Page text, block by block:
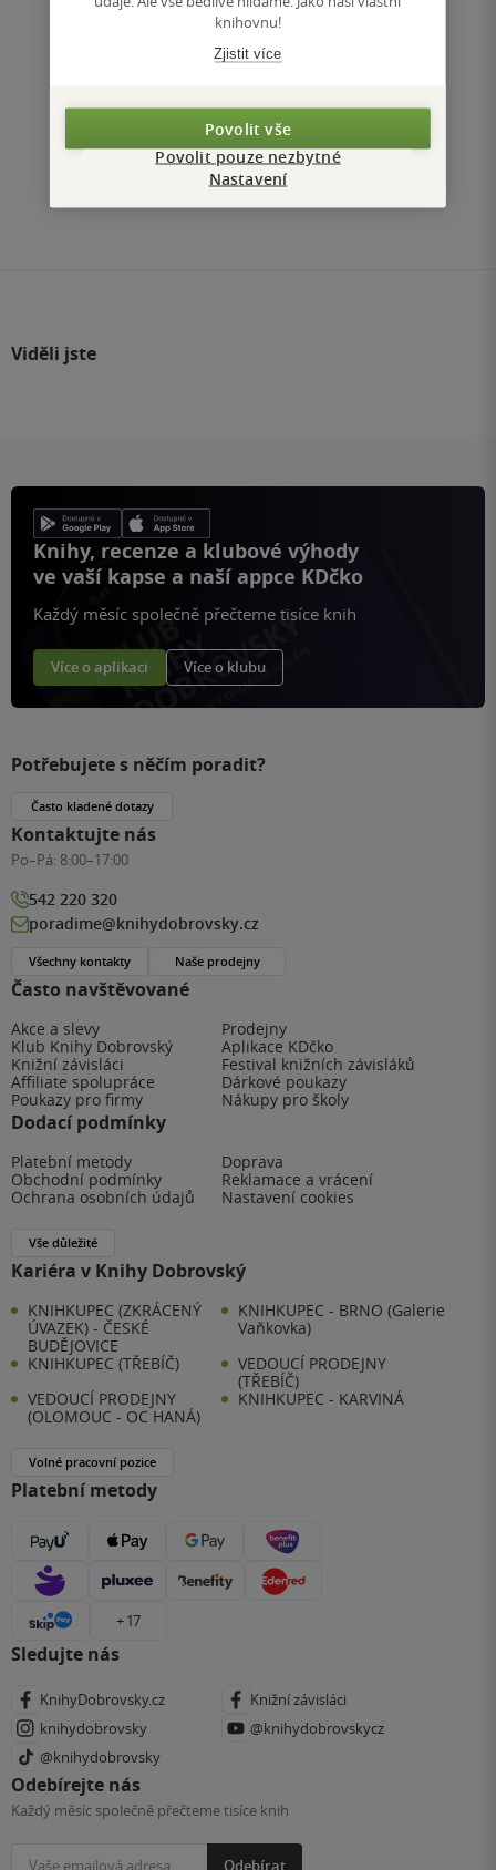
Nahoru
Zobrazeno 3 z 3
1
Přejít
na
/ 1
Viděli jste
Knihy, recenze a klubové výhody
ve vaší kapse a naší appce KDčko
Každý měsíc společně přečteme tisíce knih
Více o aplikaci Více o klubu
Často navštěvované
Akce a slevy
Prodejny
Klub Knihy Dobrovský
Aplikace KDčko
Knižní závisláci
Festival knižních závisláků
Affiliate spolupráce
Dárkové poukazy
Poukazy pro firmy
Nákupy pro školy
Dodací podmínky
Platební metody
Doprava
Obchodní podmínky
Reklamace a vrácení
Ochrana osobních údajů
Nastavení cookies
Vše důležité
Kariéra v Knihy Dobrovský
KNIHKUPEC (ZKRÁCENÝ
ÚVAZEK) - ČESKÉ
BUDĚJOVICE
KNIHKUPEC - BRNO (Galerie
Vaňkovka)
KNIHKUPEC (TŘEBÍČ)
VEDOUCÍ PRODEJNY
(TŘEBÍČ)
VEDOUCÍ PRODEJNY
(OLOMOUC - OC HANÁ)
KNIHKUPEC - KARVINÁ
Volné pracovní pozice
Platební metody
+ 17
Sledujte nás
KnihyDobrovsky.cz
Knižní závisláci
knihydobrovsky
@knihydobrovskycz
@knihydobrovsky
Odebírejte nás
Každý měsíc společně přečteme tisíce knih
Odebírat
Potřebujete s něčím poradit?
Často kladené dotazy
Kontaktujte nás
Po–Pá: 8:00–17:00
542 220 320
poradime@knihydobrovsky.cz
Všechny kontakty Naše prodejny
knihovnu!
Zjistit více
Povolit vše
Povolit pouze nezbytné
Nastavení